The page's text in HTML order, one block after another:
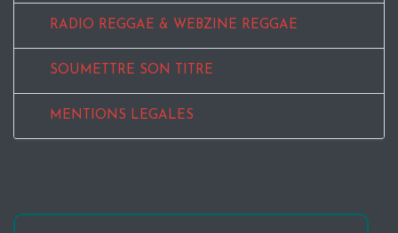
RADIO REGGAE & WEBZINE REGGAE
SOUMETTRE SON TITRE
MENTIONS LEGALES